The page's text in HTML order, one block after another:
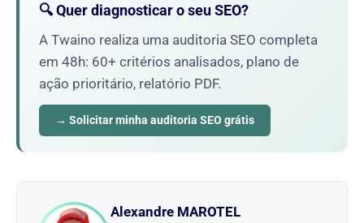
🔍 Quer diagnosticar o seu SEO?
A Twaino realiza uma auditoria SEO completa
em 48h: 60+ critérios analisados, plano de
ação prioritário, relatório PDF.
→ Solicitar minha auditoria SEO grátis
Alexandre MAROTEL